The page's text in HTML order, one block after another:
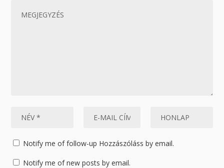
Notify me of follow-up Hozzászóláss by email.
Notify me of new posts by email.